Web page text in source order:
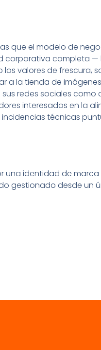
que el modelo de
corporativa completa
valores de frescura,
a la tienda de
redes sociales como
interesados en la
técnicas
una identidad de marca
gestionado desde un